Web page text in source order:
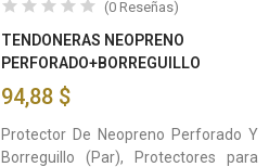
(0 Reseñas)
TENDONERAS NEOPRENO
PERFORADO+BORREGUILLO
94,88 $
Protector De Neopreno Perforado Y
Borreguillo (Par), Protectores para